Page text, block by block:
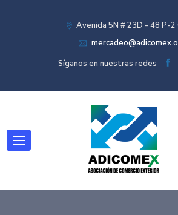
Avenida 5N # 23D - 48 P-2
Síganos en nuestras redes